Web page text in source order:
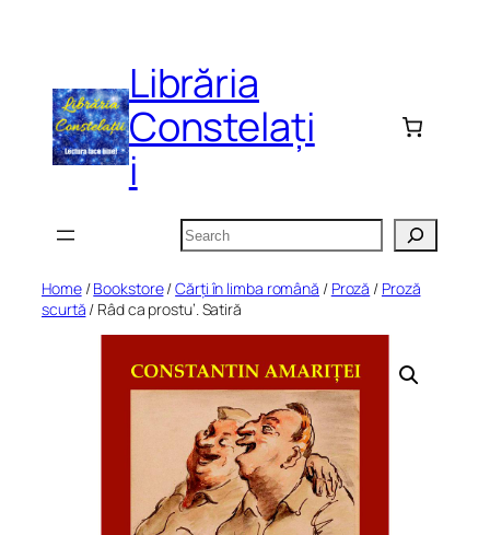
Librăria
Constelați
i
Search
Home/Bookstore/Cărți în limba română / Proză / Proză
scurtă / Râd ca prostu’. Satiră